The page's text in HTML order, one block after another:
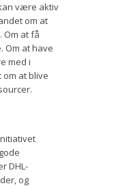
være aktiv
om at
at få
Om at have
med i
at blive
DHL-
og